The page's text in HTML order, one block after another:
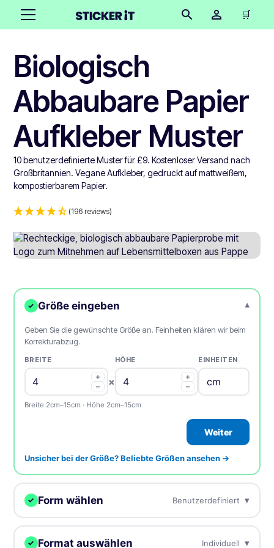
🛒
Biologisch
Abbaubare Papier
Aufkleber Muster
10 benutzerdefinierte Muster für £9. Kostenloser Versand nach
Großbritannien. Vegane Aufkleber, gedruckt auf mattweißem,
kompostierbarem Papier.
(196 reviews)
✓ Größe eingeben ▾
Geben Sie die gewünschte Größe an. Feinheiten klären wir beim
Korrekturabzug.
BREITE
+
−
×
HÖHE
+
−
EINHEITEN
Breite 2cm–15cm · Höhe 2cm–15cm
Weiter
Unsicher bei der Größe? Beliebte Größen ansehen →
✓ Form wählen Benutzerdefiniert ▾
Wir schneiden Ihre samples in jede Form.
✓ Format auswählen Individuell ▾